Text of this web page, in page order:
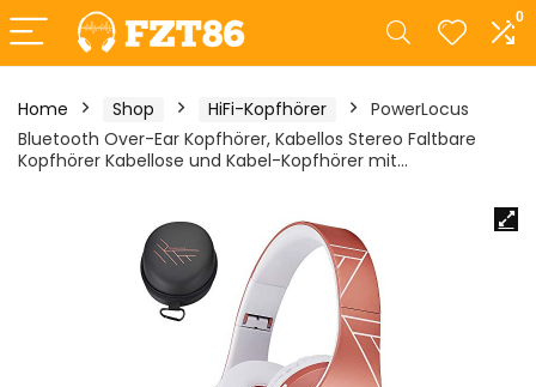
0
Home Shop HiFi-Kopfhörer
PowerLocus
Bluetooth Over-Ear Kopfhörer, Kabellos Stereo Faltbare
Kopfhörer Kabellose und Kabel-Kopfhörer mit…